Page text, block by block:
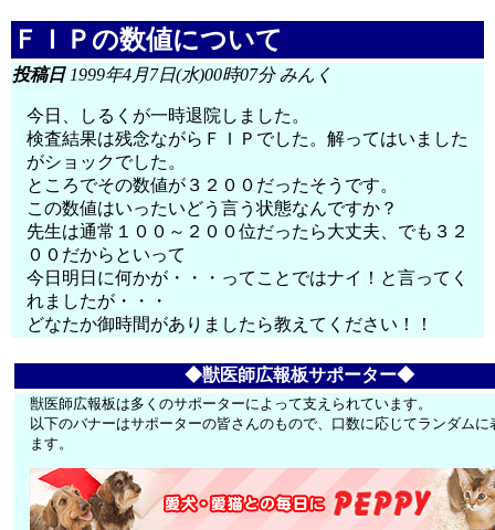
ＦＩＰの数値について
投稿日1999年4月7日(水)00時07分 みんく
今日、しるくが一時退院しました。
検査結果は残念ながらＦＩＰでした。解ってはいました
がショックでした。
ところでその数値が３２００だったそうです。
この数値はいったいどう言う状態なんですか？
先生は通常１００～２００位だったら大丈夫、でも３２
００だからといって
今日明日に何かが・・・ってことではナイ！と言ってく
れましたが・・・
どなたか御時間がありましたら教えてください！！
◆獣医師広報板サポーター◆
獣医師広報板は多くのサポーターによって支えられています。
以下のバナーはサポーターの皆さんのもので、口数に応じてランダムに
ます。